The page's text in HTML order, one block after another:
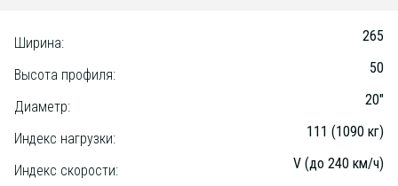
Ширина: 265
Высота профиля: 50
Диаметр: 20"
Индекс нагрузки: 111 (1090 кг)
Индекс скорости: V (до 240 км/ч)